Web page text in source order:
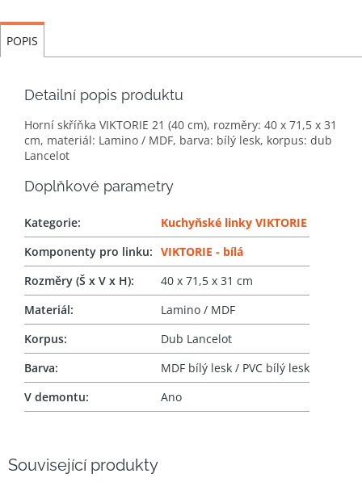
Související produkty
POPIS
Detailní popis produktu
Horní skříňka VIKTORIE 21 (40 cm), rozměry: 40 x 71,5 x 31
cm, materiál: Lamino / MDF, barva: bílý lesk, korpus: dub
Lancelot
Doplňkové parametry
Kategorie:
Kuchyňské linky VIKTORIE
Komponenty pro linku: VIKTORIE - bílá
Rozměry (Š x V x H):
40 x 71,5 x 31 cm
Materiál:
Lamino / MDF
Korpus:
Dub Lancelot
Barva:
MDF bílý lesk / PVC bílý lesk
V demontu: Ano